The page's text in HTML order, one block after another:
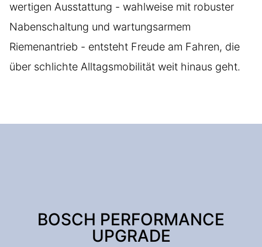
wertigen Ausstattung - wahlweise mit robuster
Nabenschaltung und wartungsarmem
Riemenantrieb - entsteht Freude am Fahren, die
über schlichte Alltagsmobilität weit hinaus geht.
BOSCH PERFORMANCE
UPGRADE